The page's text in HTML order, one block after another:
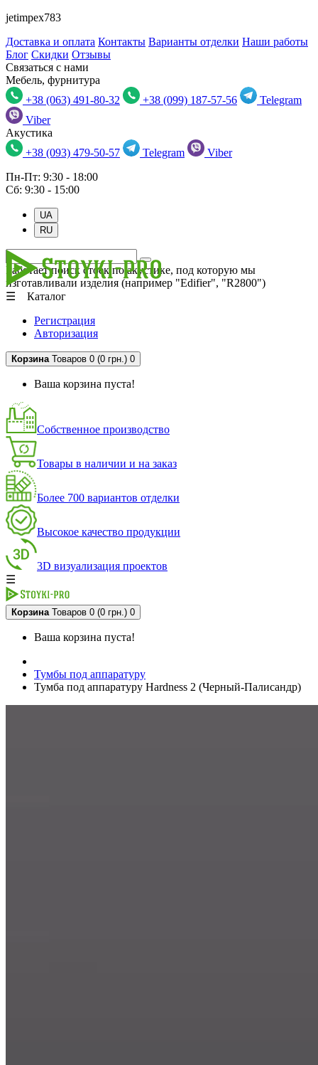
jetimpex783
Доставка и оплата Контакты Варианты отделки Наши работы
Блог Скидки Отзывы
Связаться с нами
Мебель, фурнитура
+38 (063) 491-80-32
+38 (099) 187-57-56
Telegram
Viber
Акустика
+38 (093) 479-50-57
Telegram
Viber
Пн-Пт: 9:30 - 18:00
Сб: 9:30 - 15:00
UA
RU
Работает поиск стоек по акустике, под которую мы
изготавливали изделия (например "Edifier", "R2800")
☰ Каталог
Регистрация
Авторизация
Корзина Товаров 0 (0 грн.) 0
Ваша корзина пуста!
Собственное производство
Товары в наличии и на заказ
Более 700 вариантов отделки
Высокое качество продукции
3D визуализация проектов
☰
Корзина Товаров 0 (0 грн.) 0
Ваша корзина пуста!
Тумбы под аппаратуру
Тумба под аппаратуру Hardness 2 (Черный-Палисандр)